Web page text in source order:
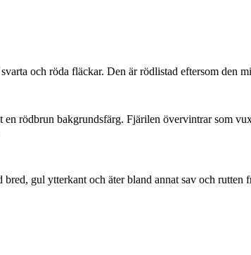
och röda fläckar. Den är rödlistad eftersom den
rödbrun bakgrundsfärg. Fjärilen övervintrar som
gul ytterkant och äter bland annat sav och rutten